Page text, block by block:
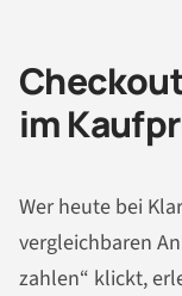
im
Wer heute bei
vergleichbaren
zahlen“ klickt,